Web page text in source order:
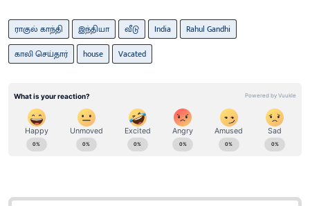
ராகுல் காந்தி இந்தியா வீடு India
Rahul Gandhi
காலி செய்தார்
house Vacated